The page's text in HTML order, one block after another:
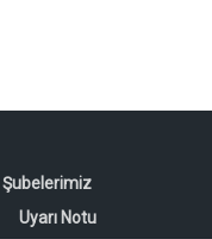
Şubelerimiz
Uyarı Notu